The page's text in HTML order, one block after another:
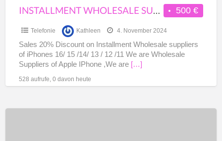
500 €
INSTALLMENT WHOLESALE SUPPLIERS OF IPHONES 16/ 15 /14/ 13 / 12 /11
Telefonie Kathleen 4. November 2024
Sales 20% Discount on Installment Wholesale suppliers
of iPhones 16/ 15 /14/ 13 / 12 /11 We are Wholesale
Suppliers of Apple IPhone ,We are […]
528 aufrufe, 0 davon heute